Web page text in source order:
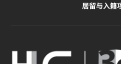
居留与入籍